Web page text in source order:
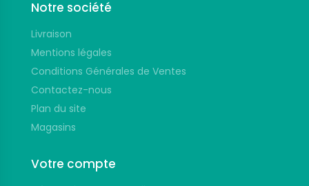
Notre société
Livraison
Mentions légales
Conditions Générales de Ventes
Contactez-nous
Plan du site
Magasins
Votre compte